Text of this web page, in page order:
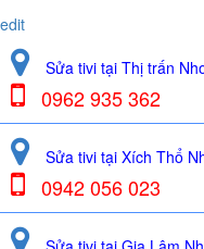
edit
Sửa tivi tại Thị trấn
0962 935 362
Sửa tivi tại Xích Thổ
0942 056 023